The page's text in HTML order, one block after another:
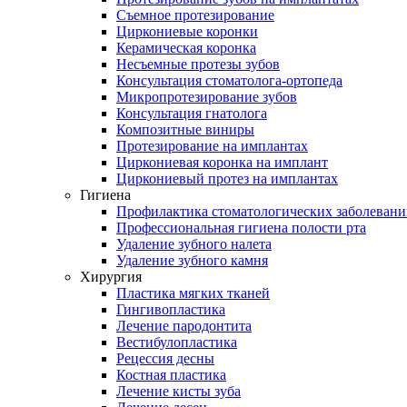
Съемное протезирование
Циркониевые коронки
Керамическая коронка
Несъемные протезы зубов
Консультация стоматолога-ортопеда
Микропротезирование зубов
Консультация гнатолога
Композитные виниры
Протезирование на имплантах
Циркониевая коронка на имплант
Циркониевый протез на имплантах
Гигиена
Профилактика стоматологических
Профессиональная гигиена полости рта
Удаление зубного налета
Удаление зубного камня
Хирургия
Пластика мягких тканей
Гингивопластика
Лечение пародонтита
Вестибулопластика
Рецессия десны
Костная пластика
Лечение кисты зуба